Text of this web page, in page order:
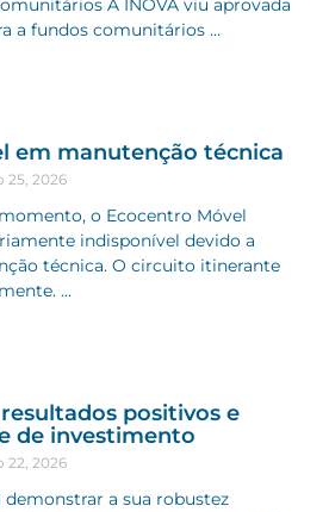
A INOVA viu aprovada
a fundos comunitários …
em manutenção técnica
25, 2026
o Ecocentro Móvel
indisponível devido a
técnica. O circuito itinerante
…
positivos e
de investimento
22, 2026
demonstrar a sua robustez